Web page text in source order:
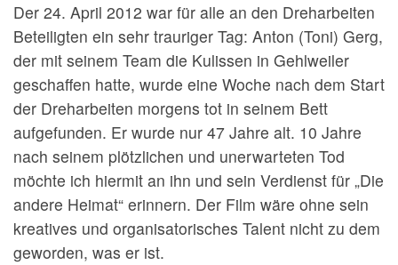
Der 24. April 2012 war für alle an den Dreharbeiten
Beteiligten ein sehr trauriger Tag: Anton (Toni) Gerg,
der mit seinem Team die Kulissen in Gehlweiler
geschaffen hatte, wurde eine Woche nach dem Start
der Dreharbeiten morgens tot in seinem Bett
aufgefunden. Er wurde nur 47 Jahre alt. 10 Jahre
nach seinem plötzlichen und unerwarteten Tod
möchte ich hiermit an ihn und sein Verdienst für „Die
andere Heimat“ erinnern. Der Film wäre ohne sein
kreatives und organisatorisches Talent nicht zu dem
geworden, was er ist.